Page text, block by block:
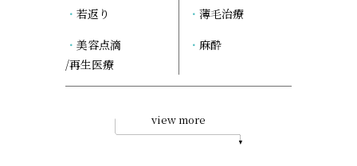
若返り
美容点滴
/再生医療
薄毛治療
麻酔
view more